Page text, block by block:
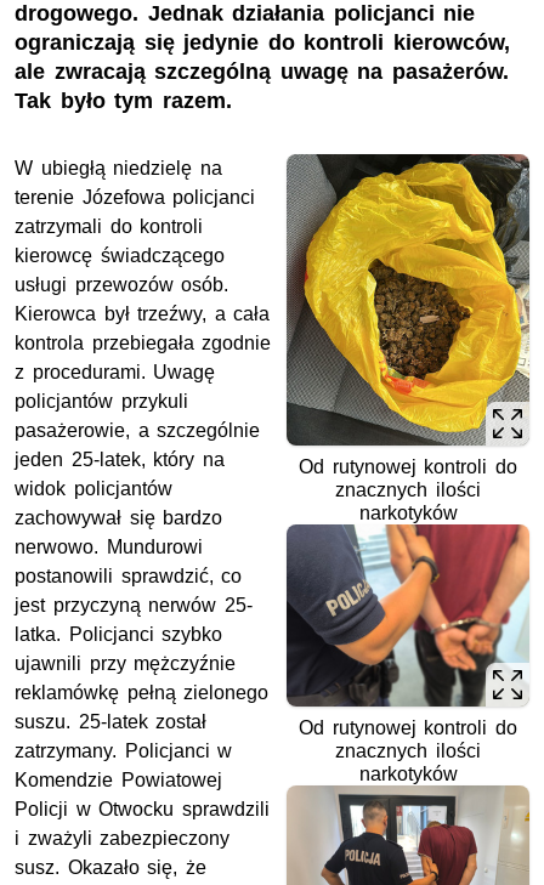
drogowego. Jednak działania policjanci nie
ograniczają się jedynie do kontroli kierowców,
ale zwracają szczególną uwagę na pasażerów.
Tak było tym razem.
Od rutynowej kontroli do
znacznych ilości
narkotyków
Od rutynowej kontroli do
znacznych ilości
narkotyków
W ubiegłą niedzielę na
terenie Józefowa policjanci
zatrzymali do kontroli
kierowcę świadczącego
usługi przewozów osób.
Kierowca był trzeźwy, a cała
kontrola przebiegała zgodnie
z procedurami. Uwagę
policjantów przykuli
pasażerowie, a szczególnie
jeden 25-latek, który na
widok policjantów
zachowywał się bardzo
nerwowo. Mundurowi
postanowili sprawdzić, co
jest przyczyną nerwów 25-
latka. Policjanci szybko
ujawnili przy mężczyźnie
reklamówkę pełną zielonego
suszu. 25-latek został
zatrzymany. Policjanci w
Komendzie Powiatowej
Policji w Otwocku sprawdzili
i zważyli zabezpieczony
susz. Okazało się, że